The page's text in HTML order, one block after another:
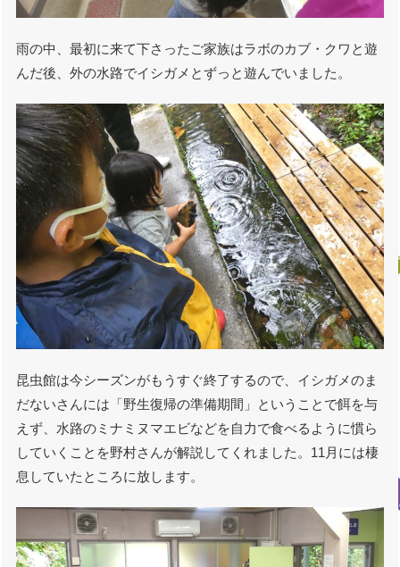
雨の中、最初に来て下さったご家族はラボのカブ・クワと遊
んだ後、外の水路でイシガメとずっと遊んでいました。
昆虫館は今シーズンがもうすぐ終了するので、イシガメのま
だないさんには「野生復帰の準備期間」ということで餌を与
えず、水路のミナミヌマエビなどを自力で食べるように慣ら
していくことを野村さんが解説してくれました。11月には棲
息していたところに放します。